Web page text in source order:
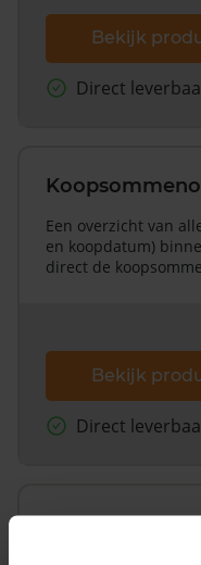
Bekijk
Direct
Een overzicht van
en koopdatum)
direct de
Bekijk
Direct